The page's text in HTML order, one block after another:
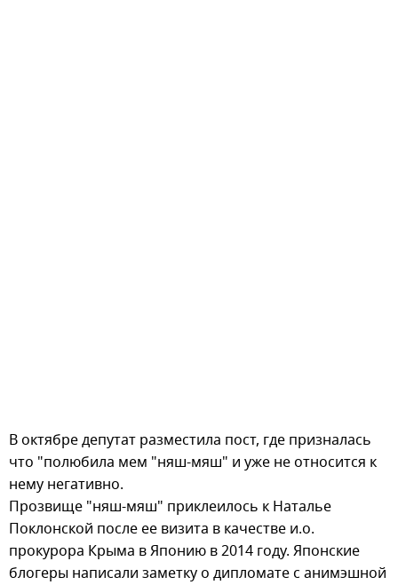
В октябре депутат разместила пост, где призналась
что "полюбила мем "няш-мяш" и уже не относится к
нему негативно.
Прозвище "няш-мяш" приклеилось к Наталье
Поклонской после ее визита в качестве и.о.
прокурора Крыма в Японию в 2014 году. Японские
блогеры написали заметку о дипломате с анимэшной